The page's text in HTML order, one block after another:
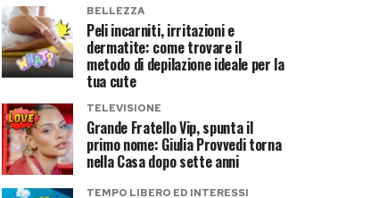
BELLEZZA
Peli incarniti, irritazioni e
dermatite: come trovare il
metodo di depilazione ideale per la
tua cute
TELEVISIONE
Grande Fratello Vip, spunta il
primo nome: Giulia Provvedi torna
nella Casa dopo sette anni
TEMPO LIBERO ED INTERESSI